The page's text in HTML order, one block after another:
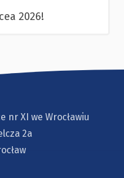
2026!
nr XI we Wrocławiu
2a